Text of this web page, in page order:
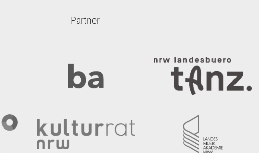
Partner